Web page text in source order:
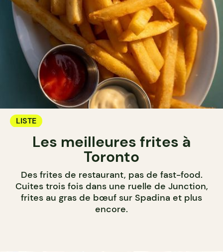
LISTE
Les meilleures frites à
Toronto
Des frites de restaurant, pas de fast-food.
Cuites trois fois dans une ruelle de Junction,
frites au gras de bœuf sur Spadina et plus
encore.